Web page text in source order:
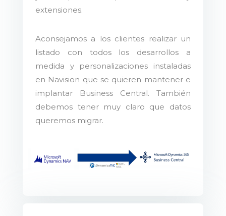
extensiones.
Aconsejamos a los clientes realizar un
listado con todos los desarrollos a
medida y personalizaciones instaladas
en Navision que se quieren mantener e
implantar Business Central. También
debemos tener muy claro que datos
queremos migrar.